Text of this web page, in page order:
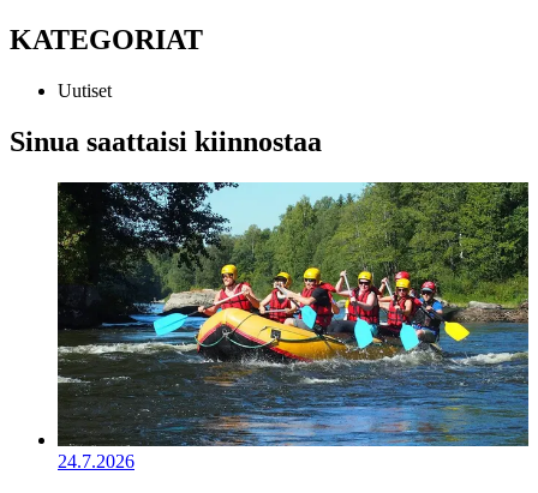
KATEGORIAT
Uutiset
Sinua saattaisi kiinnostaa
24.7.2026